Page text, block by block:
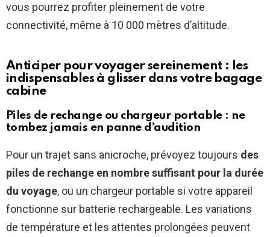
vous pourrez profiter pleinement de votre
connectivité, même à 10 000 mètres d’altitude.
Anticiper pour voyager sereinement : les
indispensables à glisser dans votre bagage
cabine
Piles de rechange ou chargeur portable : ne
tombez jamais en panne d’audition
Pour un trajet sans anicroche, prévoyez toujours des
piles de rechange en nombre suffisant pour la durée
du voyage, ou un chargeur portable si votre appareil
fonctionne sur batterie rechargeable. Les variations
de température et les attentes prolongées peuvent